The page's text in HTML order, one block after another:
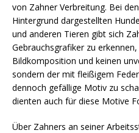
von Zahner Verbreitung. Bei
Hintergrund dargestellten
und anderen Tieren gibt sich
Ge­brauchs­grafiker zu
Bildkomposition und keinen
sondern der mit fleißigem
dennoch gefällige Motiv zu
dienten auch für diese Motive
Über Zahners an seiner